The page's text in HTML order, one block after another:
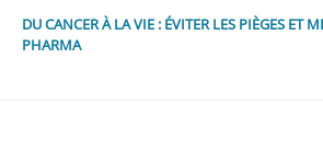
DU CANCER À LA VIE : ÉVITER LES PIÈGES ET
PHARMA